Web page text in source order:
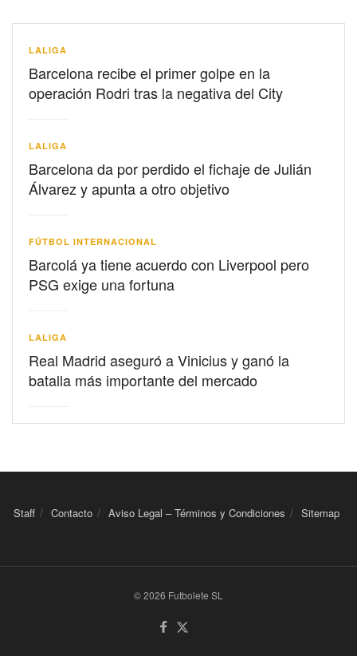
LALIGA
Barcelona recibe el primer golpe en la
operación Rodri tras la negativa del City
LALIGA
Barcelona da por perdido el fichaje de Julián
Álvarez y apunta a otro objetivo
FÚTBOL INTERNACIONAL
Barcolá ya tiene acuerdo con Liverpool pero
PSG exige una fortuna
LALIGA
Real Madrid aseguró a Vinicius y ganó la
batalla más importante del mercado
Staff Contacto Aviso Legal – Términos y Condiciones Sitemap
© 2026 Futbolete SL